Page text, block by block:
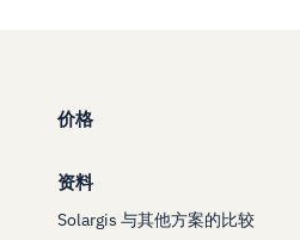
价格
资料
Solargis 与其他方案的比较